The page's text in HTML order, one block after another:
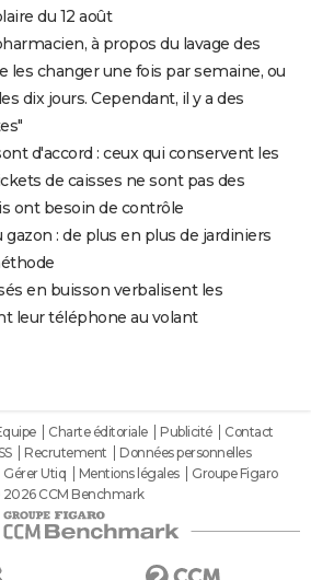
du 12 août
à propos du lavage des
les changer une fois par semaine, ou
dix jours. Cependant, il y a des
d'accord : ceux qui conservent les
de caisses ne sont pas des
ont besoin de contrôle
gazon : de plus en plus de jardiniers
en buisson verbalisent les
leur téléphone au volant
Charte éditoriale Publicité
Contact
Recrutement
Données personnelles
Gérer Utiq Mentions légales
Groupe Figaro
CCM Benchmark